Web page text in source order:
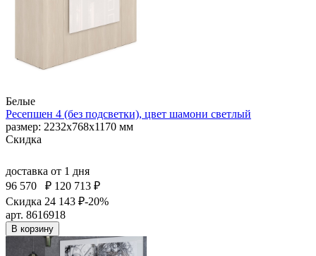
Белые
Ресепшен 4 (без подсветки), цвет шамони светлый
размер: 2232х768х1170 мм
Скидка
доставка от 1 дня
96 570
₽ 120 713 ₽
Скидка 24 143 ₽-20%
арт. 8616918
В корзину